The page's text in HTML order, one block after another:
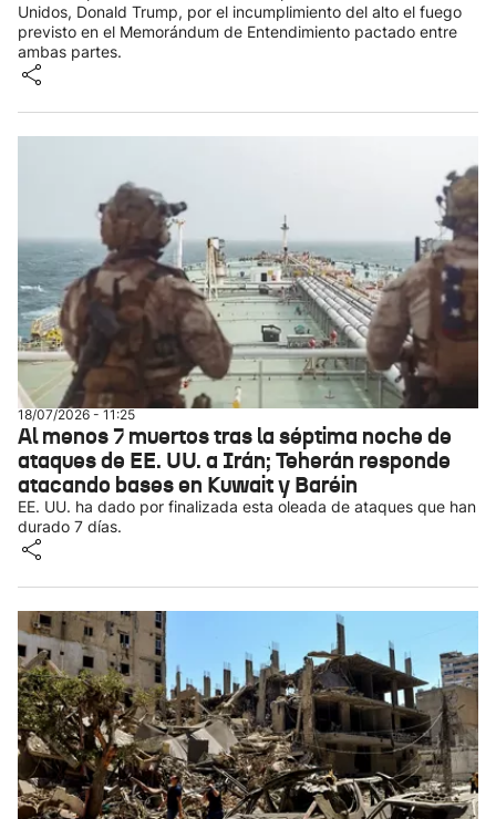
Unidos, Donald Trump, por el incumplimiento del alto el fuego
previsto en el Memorándum de Entendimiento pactado entre
ambas partes.
18/07/2026 - 11:25
Al menos 7 muertos tras la séptima noche de
ataques de EE. UU. a Irán; Teherán responde
atacando bases en Kuwait y Baréin
EE. UU. ha dado por finalizada esta oleada de ataques que han
durado 7 días.